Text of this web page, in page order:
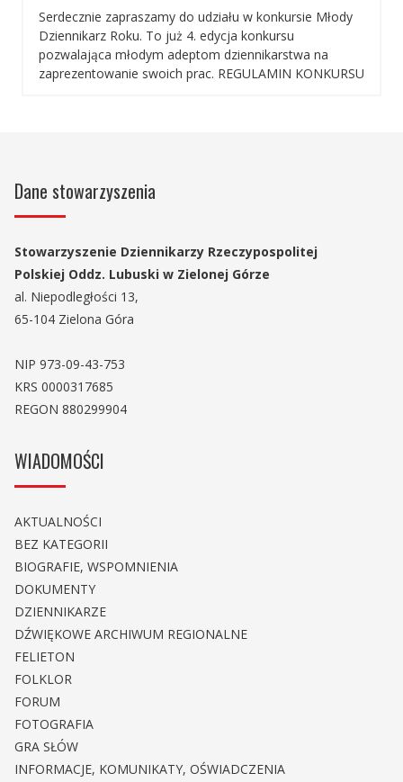
Serdecznie zapraszamy do udziału w konkursie Młody
Dziennikarz Roku. To już 4. edycja konkursu
pozwalająca młodym adeptom dziennikarstwa na
zaprezentowanie swoich prac. REGULAMIN KONKURSU
[…]
Dane stowarzyszenia
Stowarzyszenie Dziennikarzy Rzeczypospolitej
Polskiej Oddz. Lubuski w Zielonej Górze
al. Niepodległości 13,
65-104 Zielona Góra
NIP 973-09-43-753
KRS 0000317685
REGON 880299904
WIADOMOŚCI
AKTUALNOŚCI
BEZ KATEGORII
BIOGRAFIE, WSPOMNIENIA
DOKUMENTY
DZIENNIKARZE
DŹWIĘKOWE ARCHIWUM REGIONALNE
FELIETON
FOLKLOR
FORUM
FOTOGRAFIA
GRA SŁÓW
INFORMACJE, KOMUNIKATY, OŚWIADCZENIA